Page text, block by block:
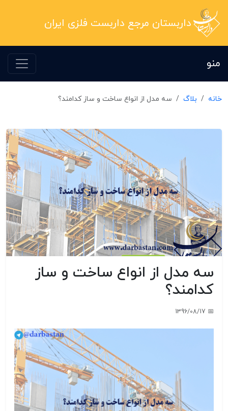
داربستان مرجع داربست فلزی ایران
منو
خانه بلاگ سه مدل از انواع ساخت و ساز کدامند؟
سه مدل از انواع ساخت و ساز
کدامند؟
📅 1396/08/17